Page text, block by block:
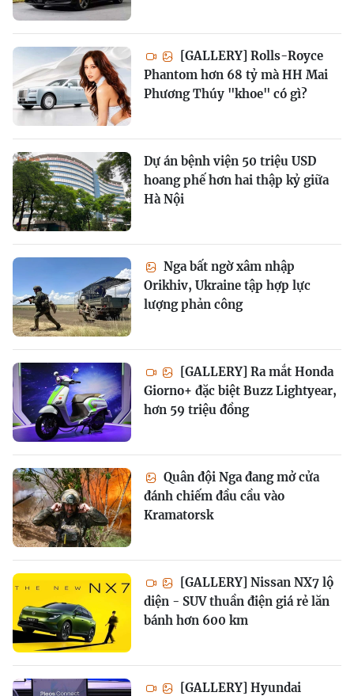
[GALLERY] Rolls-Royce
Phantom hơn 68 tỷ mà HH Mai
Phương Thúy "khoe" có gì?
Dự án bệnh viện 50 triệu USD
hoang phế hơn hai thập kỷ giữa
Hà Nội
Nga bất ngờ xâm nhập
Orikhiv, Ukraine tập hợp lực
lượng phản công
[GALLERY] Ra mắt Honda
Giorno+ đặc biệt Buzz Lightyear,
hơn 59 triệu đồng
Quân đội Nga đang mở cửa
đánh chiếm đầu cầu vào
Kramatorsk
[GALLERY] Nissan NX7 lộ
diện - SUV thuần điện giá rẻ lăn
bánh hơn 600 km
[GALLERY] Hyundai